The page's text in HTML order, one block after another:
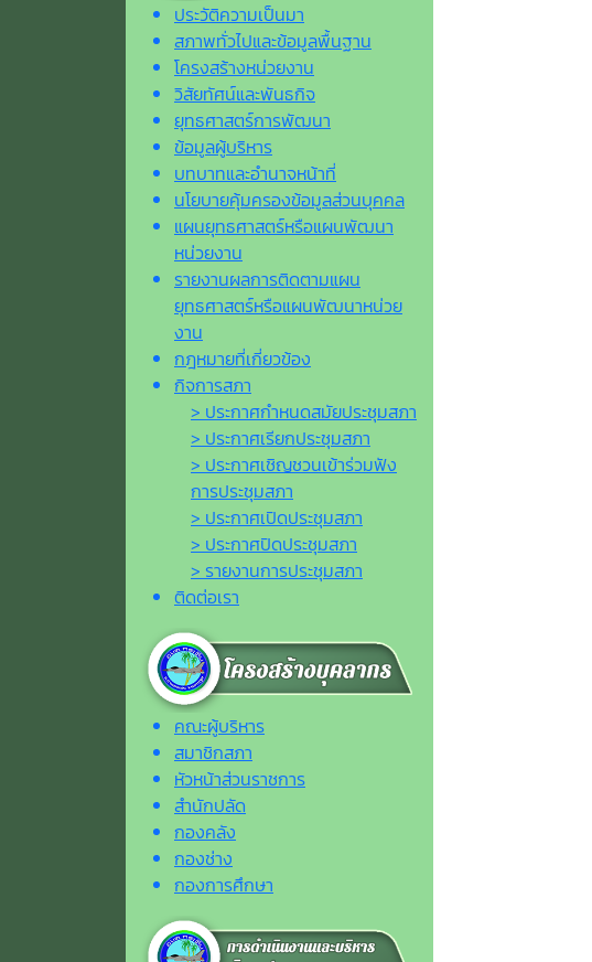
ประวัติความเป็นมา
สภาพทั่วไปและข้อมูลพื้นฐาน
โครงสร้างหน่วยงาน
วิสัยทัศน์และพันธกิจ
ยุทธศาสตร์การพัฒนา
ข้อมูลผู้บริหาร
บทบาทและอำนาจหน้าที่
นโยบายคุ้มครองข้อมูลส่วนบุคคล
แผนยุทธศาสตร์หรือแผนพัฒนา
หน่วยงาน
รายงานผลการติดตามแผน
ยุทธศาสตร์หรือแผนพัฒนาหน่วย
งาน
กฎหมายที่เกี่ยวข้อง
กิจการสภา
> ประกาศกำหนดสมัยประชุมสภา
> ประกาศเรียกประชุมสภา
> ประกาศเชิญชวนเข้าร่วมฟัง
การประชุมสภา
> ประกาศเปิดประชุมสภา
> ประกาศปิดประชุมสภา
> รายงานการประชุมสภา
ติดต่อเรา
คณะผู้บริหาร
สมาชิกสภา
หัวหน้าส่วนราชการ
สำนักปลัด
กองคลัง
กองช่าง
กองการศึกษา